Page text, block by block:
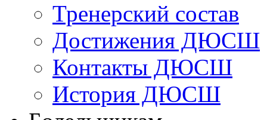
Тренерский состав
Достижения ДЮСШ
Контакты ДЮСШ
История ДЮСШ